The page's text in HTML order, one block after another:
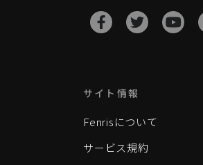
サイト情報
Fenrisについて
サービス規約